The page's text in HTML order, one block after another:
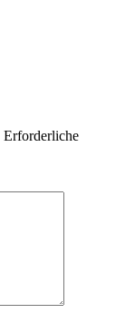
Erforderliche